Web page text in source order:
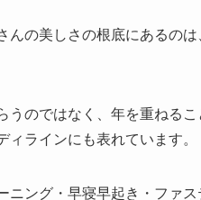
んの美しさの根底にあるの
うのではなく、年を重ねる
ィラインにも表れています。
ニング・早寝早起き・ファ